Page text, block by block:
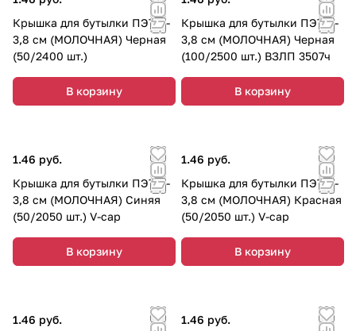
Крышка для бутылки ПЭТ d-
3,8 см (МОЛОЧНАЯ) Черная
(50/2400 шт.)
В корзину
Крышка для бутылки ПЭТ d-
3,8 см (МОЛОЧНАЯ) Черная
(100/2500 шт.) ВЗЛП 3507ч
В корзину
1.46 руб.
Крышка для бутылки ПЭТ d-
3,8 см (МОЛОЧНАЯ) Синяя
(50/2050 шт.) V-cap
В корзину
1.46 руб.
Крышка для бутылки ПЭТ d-
3,8 см (МОЛОЧНАЯ) Красная
(50/2050 шт.) V-cap
В корзину
1.46 руб.
1.46 руб.